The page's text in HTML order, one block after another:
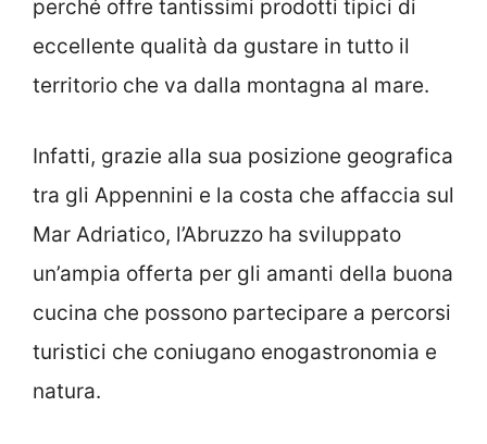
perché offre tantissimi prodotti tipici di
eccellente qualità da gustare in tutto il
territorio che va dalla montagna al mare.
Infatti, grazie alla sua posizione geografica
tra gli Appennini e la costa che affaccia sul
Mar Adriatico, l’Abruzzo ha sviluppato
un’ampia offerta per gli amanti della buona
cucina che possono partecipare a percorsi
turistici che coniugano enogastronomia e
natura.